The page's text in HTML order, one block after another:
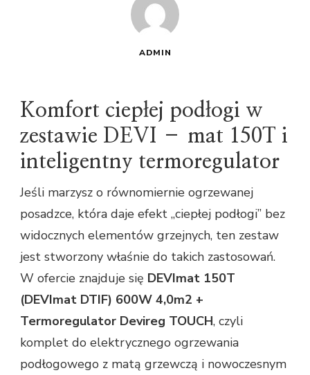
ADMIN
Komfort ciepłej podłogi w
zestawie DEVI – mat 150T i
inteligentny termoregulator
Jeśli marzysz o równomiernie ogrzewanej
posadzce, która daje efekt „ciepłej podłogi” bez
widocznych elementów grzejnych, ten zestaw
jest stworzony właśnie do takich zastosowań.
W ofercie znajduje się DEVImat 150T
(DEVImat DTIF) 600W 4,0m2 +
Termoregulator Devireg TOUCH, czyli
komplet do elektrycznego ogrzewania
podłogowego z matą grzewczą i nowoczesnym